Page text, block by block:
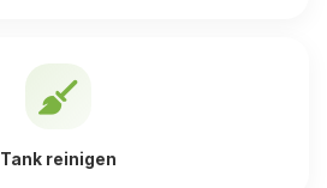
Tank reinigen